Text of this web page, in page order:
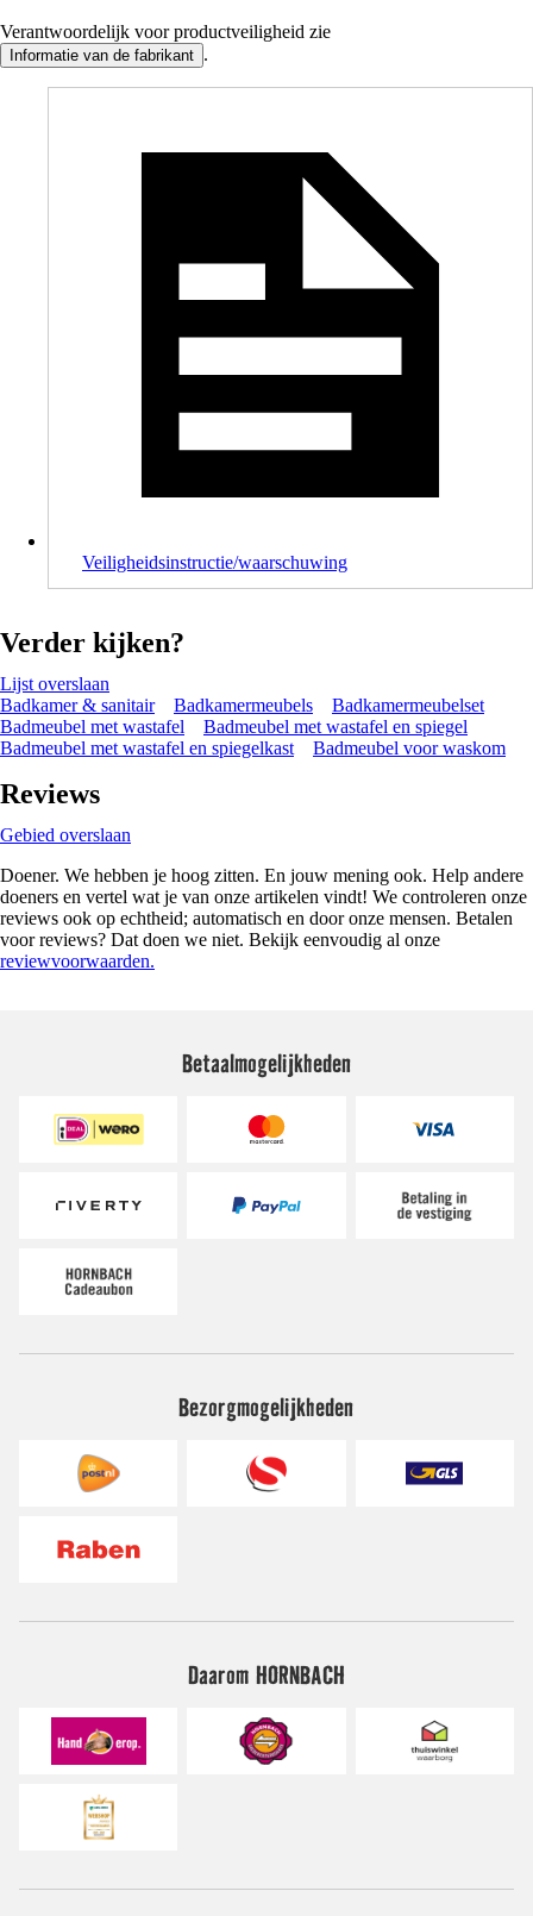
Verantwoordelijk voor productveiligheid zie
Informatie van de fabrikant .
Veiligheidsinstructie/waarschuwing
Verder kijken?
Lijst overslaan
Badkamer & sanitair
Badkamermeubels
Badkamermeubelset
Badmeubel met wastafel
Badmeubel met wastafel en spiegel
Badmeubel met wastafel en spiegelkast
Badmeubel voor waskom
Reviews
Gebied overslaan
Doener. We hebben je hoog zitten. En jouw mening ook. Help andere
doeners en vertel wat je van onze artikelen vindt! We controleren onze
reviews ook op echtheid; automatisch en door onze mensen. Betalen
voor reviews? Dat doen we niet. Bekijk eenvoudig al onze
reviewvoorwaarden.
Betaalmogelijkheden
Bezorgmogelijkheden
Daarom HORNBACH